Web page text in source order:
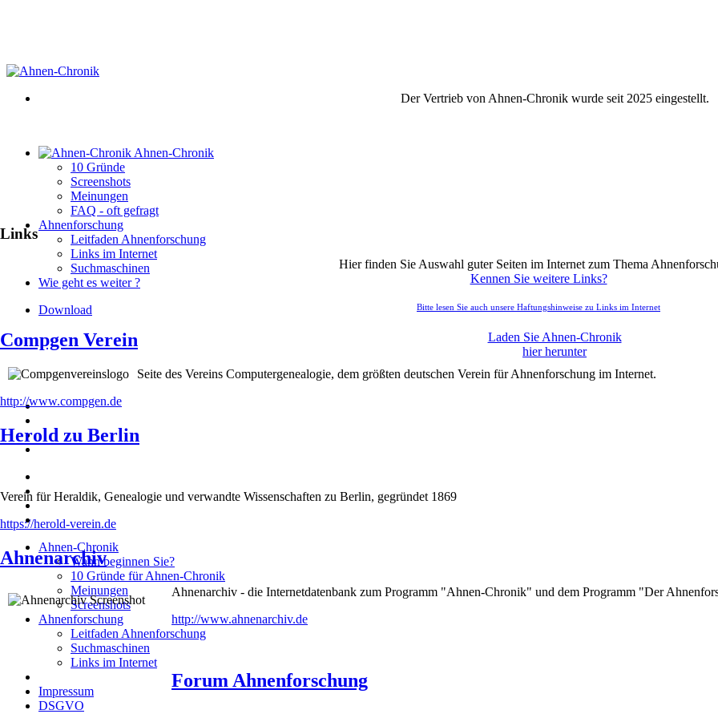
Der Vertrieb von Ahnen-Chronik wurde seit 2025 eingestellt.
Ahnen-Chronik
10 Gründe
Screenshots
Meinungen
FAQ - oft gefragt
Ahnenforschung
Leitfaden Ahnenforschung
Links im Internet
Suchmaschinen
Wie geht es weiter ?
Download
Laden Sie Ahnen-Chronik
hier herunter
Links
Hier finden Sie Auswahl guter Seiten im Internet zum Thema
Kennen Sie weitere Links?
Bitte lesen Sie auch unsere Haftungshinweise zu Links im Internet
Compgen Verein
Seite des Vereins Computergenealogie, dem größten deutschen Verein für Ahnenforschung im Internet.
http://www.compgen.de
Herold zu Berlin
Verein für Heraldik, Genealogie und verwandte Wissenschaften zu Berlin, gegründet 1869
https://herold-verein.de
Ahnenarchiv
Ahnenarchiv - die Internetdatenbank zum Programm "Ahnen-Chronik" und dem Programm "Der
http://www.ahnenarchiv.de
Forum Ahnenforschung
Ahnen-Chronik
Wann beginnen Sie?
10 Gründe für Ahnen-Chronik
Meinungen
Screenshots
Ahnenforschung
Leitfaden Ahnenforschung
Suchmaschinen
Links im Internet
Impressum
DSGVO